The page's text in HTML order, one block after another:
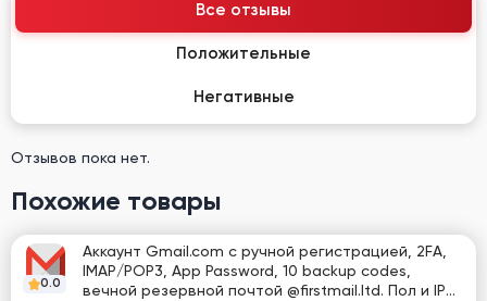
Все отзывы
Положительные
Негативные
Отзывов пока нет.
Похожие товары
0.0
Аккаунт Gmail.com с ручной регистрацией, 2FA,
IMAP/POP3, App Password, 10 backup codes,
вечной резервной почтой @firstmail.ltd. Пол и IP